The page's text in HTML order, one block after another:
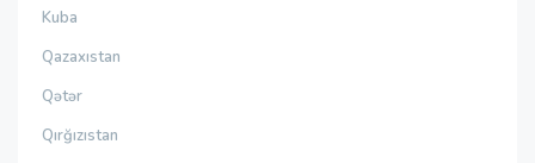
Kuba
Qazaxıstan
Qətər
Qırğızıstan